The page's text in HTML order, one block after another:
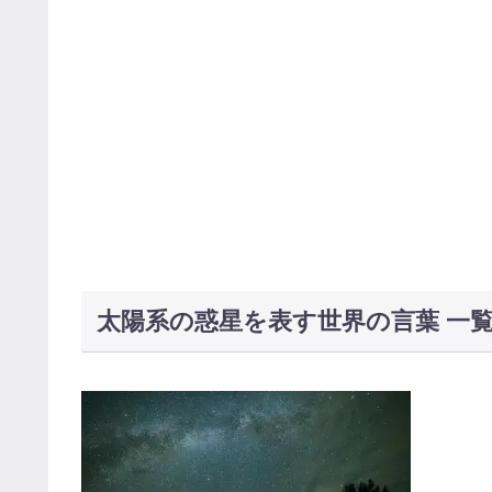
太陽系の惑星を表す世界の言葉 一